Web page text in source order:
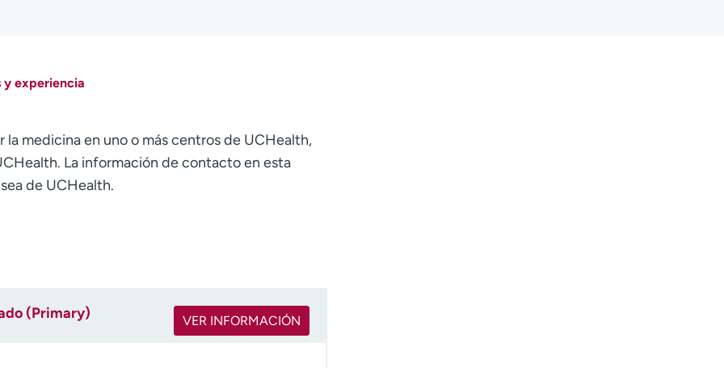
y experiencia
medicina en uno o más centros de UCHealth,
La información de contacto en esta
de UCHealth.
(Primary) VER INFORMACIÓN